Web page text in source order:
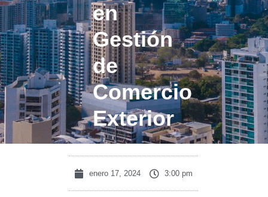
en
Gestión
de
Comercio
Exterior
enero 17, 2024 3:00 pm